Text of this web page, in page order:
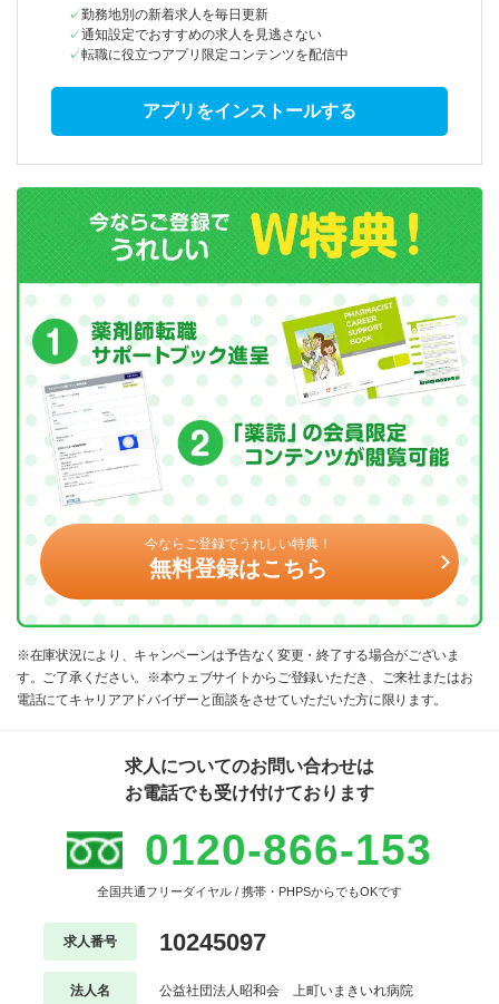
勤務地別の新着求人を毎日更新
通知設定でおすすめの求人を見逃さない
転職に役立つアプリ限定コンテンツを配信中
アプリをインストールする
今ならご登録でうれしい特典！
無料登録はこちら
※在庫状況により、キャンペーンは予告なく変更・終了する場合がございま
す。ご了承ください。※本ウェブサイトからご登録いただき、ご来社またはお
電話にてキャリアアドバイザーと面談をさせていただいた方に限ります。
求人についてのお問い合わせは
お電話でも受け付けております
0120-866-153
全国共通フリーダイヤル / 携帯・PHPSからでもOKです
求人番号 10245097
法人名 公益社団法人昭和会 上町いまきいれ病院